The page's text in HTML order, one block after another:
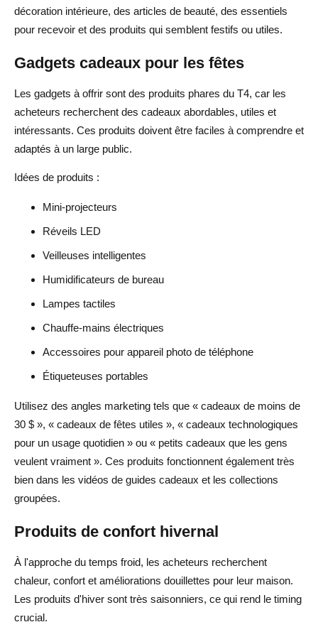
décoration intérieure, des articles de beauté, des essentiels
pour recevoir et des produits qui semblent festifs ou utiles.
Gadgets cadeaux pour les fêtes
Les gadgets à offrir sont des produits phares du T4, car les
acheteurs recherchent des cadeaux abordables, utiles et
intéressants. Ces produits doivent être faciles à comprendre et
adaptés à un large public.
Idées de produits :
Mini-projecteurs
Réveils LED
Veilleuses intelligentes
Humidificateurs de bureau
Lampes tactiles
Chauffe-mains électriques
Accessoires pour appareil photo de téléphone
Étiqueteuses portables
Utilisez des angles marketing tels que « cadeaux de moins de
30 $ », « cadeaux de fêtes utiles », « cadeaux technologiques
pour un usage quotidien » ou « petits cadeaux que les gens
veulent vraiment ». Ces produits fonctionnent également très
bien dans les vidéos de guides cadeaux et les collections
groupées.
Produits de confort hivernal
À l'approche du temps froid, les acheteurs recherchent
chaleur, confort et améliorations douillettes pour leur maison.
Les produits d'hiver sont très saisonniers, ce qui rend le timing
crucial.